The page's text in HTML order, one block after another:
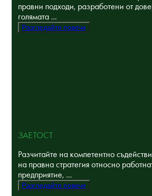
правни подходи, разработени от
голямата ...
Разгледайте повече
ЗАЕТОСТ
Разчитайте на компетентно
на правна стратегия относно
предприятие, ...
Разгледайте повече